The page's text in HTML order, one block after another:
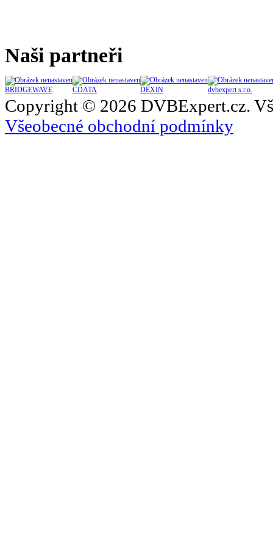
Naši partneři
BRIDGEWAVE CDATA DEXIN dvbexpert s.r.o.
Copyright © 2026 DVBExpert.cz.
Všeobecné obchodní podmínky